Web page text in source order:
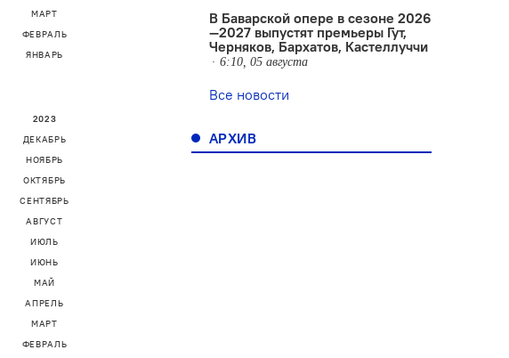
МАРТ
ФЕВРАЛЬ
ЯНВАРЬ
2023
ДЕКАБРЬ
НОЯБРЬ
ОКТЯБРЬ
СЕНТЯБРЬ
АВГУСТ
ИЮЛЬ
ИЮНЬ
МАЙ
АПРЕЛЬ
МАРТ
ФЕВРАЛЬ
В Баварской опере в сезоне 2026
—2027 выпустят премьеры Гут,
Черняков, Бархатов, Кастеллуччи
6:10, 05 августа
Все новости
АРХИВ